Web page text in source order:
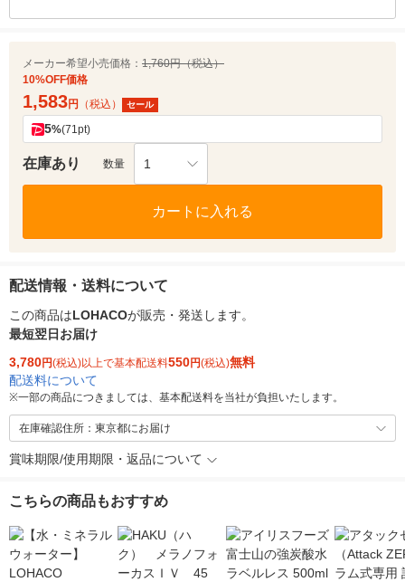
メーカー希望小売価格： 1,760円（税込）
10%OFF価格
1,583円 （税込） セール
5%(71pt)
在庫あり 数量 1
カートに入れる
配送情報・送料について
この商品はLOHACOが販売・発送します。
最短翌日お届け
3,780円(税込)以上で基本配送料550円(税込)無料
配送料について
※一部の商品につきましては、基本配送料を当社が負担いたします。
在庫確認住所：東京都にお届け
賞味期限/使用期限・返品について
こちらの商品もおすすめ